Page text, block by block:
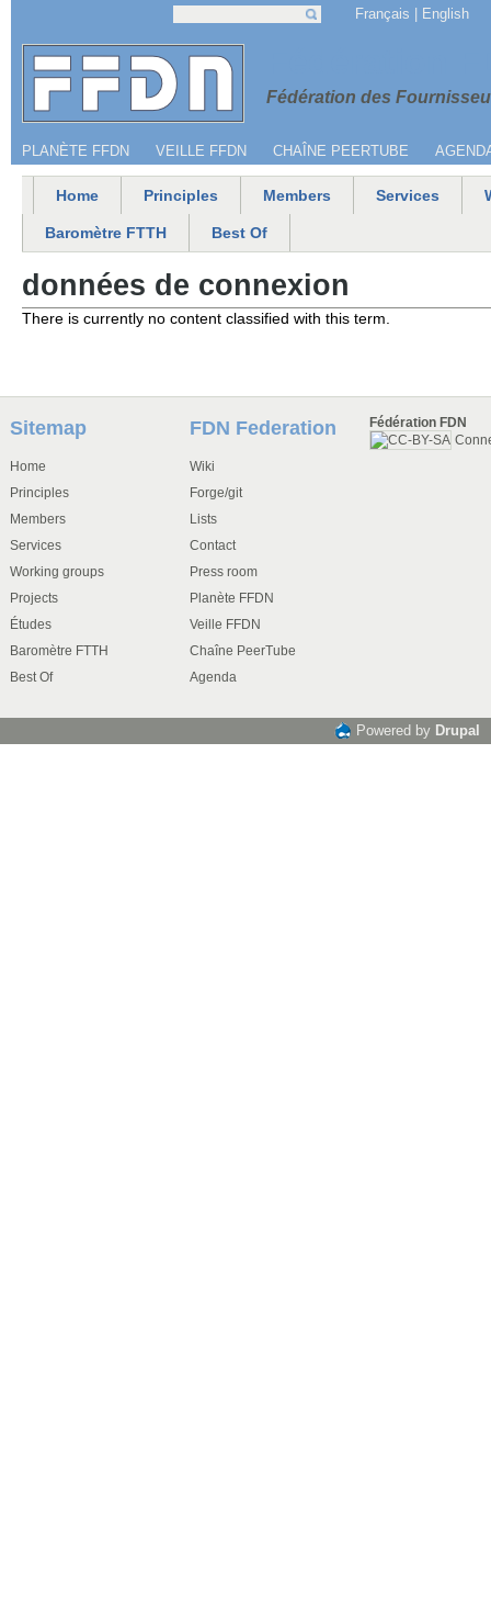
Jump to navigation
Fédération des
Menu secondaire
PLANÈTE FFDN VEILLE FFDN CHAÎNE PEERTUBE
Français English
Main menu
Home Principles Members Services
Baromètre FTTH Best Of
données de connexion
There is currently no content classified with this term.
Sitemap
Home
Principles
Members
Services
Working groups
Projects
Études
Baromètre FTTH
Best Of
FDN Federation
Wiki
Forge/git
Lists
Contact
Press room
Planète FFDN
Veille FFDN
Chaîne PeerTube
Agenda
Fédération FDN
Powered by Drupal